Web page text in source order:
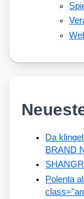
Da
BRAND
Polenta